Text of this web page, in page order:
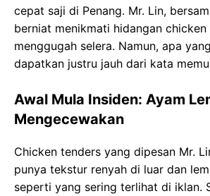
cepat saji di Penang. Mr. Lin,
berniat menikmati hidangan
menggugah selera. Namun, apa
dapatkan justru jauh dari kata
Awal Mula Insiden: Ayam
Mengecewakan
Chicken tenders yang dipesan Mr.
punya tekstur renyah di luar dan
seperti yang sering terlihat di iklan.